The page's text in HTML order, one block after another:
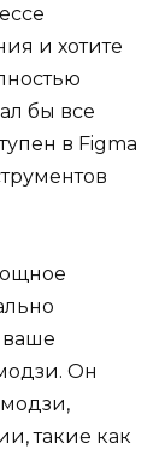
и хотите
бы все
в Figma
ваше
Он
такие как